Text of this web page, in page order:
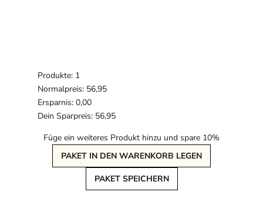
Produkte: 1
Normalpreis: 56,95
Ersparnis: 0,00
Dein Sparpreis: 56,95
Füge ein weiteres Produkt hinzu und spare 10%
PAKET IN DEN WARENKORB LEGEN
PAKET SPEICHERN